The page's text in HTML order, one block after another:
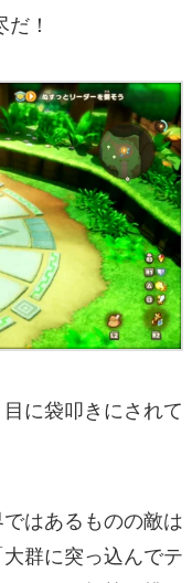
！
に袋叩きにされて
はあるものの敵は
群に突っ込んでテ